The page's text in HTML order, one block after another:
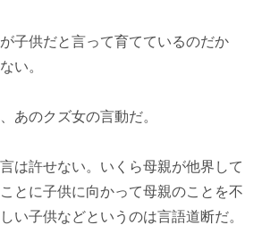
子供だと言って育てているのだか
い。
あのクズ女の言動だ。
は許せない。いくら母親が他界して
とに子供に向かって母親のことを不
い子供などというのは言語道断だ。